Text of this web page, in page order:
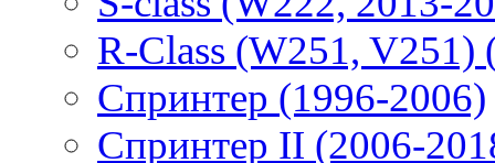
R-Class (W251, V251)
Спринтер (1996-2006)
Спринтер II (2006-